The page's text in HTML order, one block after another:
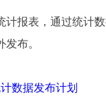
报表，通过统计
布。
数据发布计划